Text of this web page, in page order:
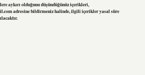
aykırı olduğunu düşündüğünüz içerikleri,
adresine bildirmeniz halinde, ilgili içerikler yasal süre